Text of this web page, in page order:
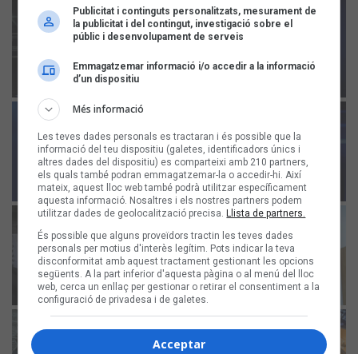
Publicitat i continguts personalitzats, mesurament de
la publicitat i del contingut, investigació sobre el
públic i desenvolupament de serveis
Emmagatzemar informació i/o accedir a la informació
d’un dispositiu
Més informació
Les teves dades personals es tractaran i és possible que la
informació del teu dispositiu (galetes, identificadors únics i
altres dades del dispositiu) es comparteixi amb 210 partners,
els quals també podran emmagatzemar-la o accedir-hi. Així
mateix, aquest lloc web també podrà utilitzar específicament
aquesta informació. Nosaltres i els nostres partners podem
utilitzar dades de geolocalització precisa.Llista de partners.
És possible que alguns proveïdors tractin les teves dades
personals per motius d'interès legítim. Pots indicar la teva
disconformitat amb aquest tractament gestionant les opcions
següents. A la part inferior d'aquesta pàgina o al menú del lloc
web, cerca un enllaç per gestionar o retirar el consentiment a la
configuració de privadesa i de galetes.
Acceptar